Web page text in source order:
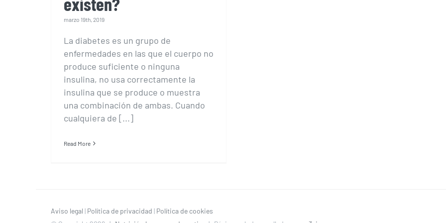
marzo 19th, 2019
La diabetes es un grupo de
enfermedades en las que el cuerpo no
produce suficiente o ninguna
insulina, no usa correctamente la
insulina que se produce o muestra
una combinación de ambas. Cuando
cualquiera de [...]
Read More
Aviso legal | Política de privacidad | Política de cookies